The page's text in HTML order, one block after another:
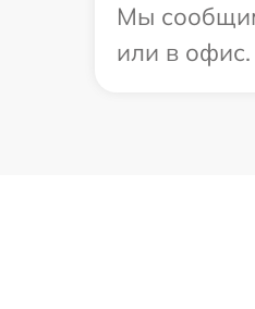
Мы
или в офис.